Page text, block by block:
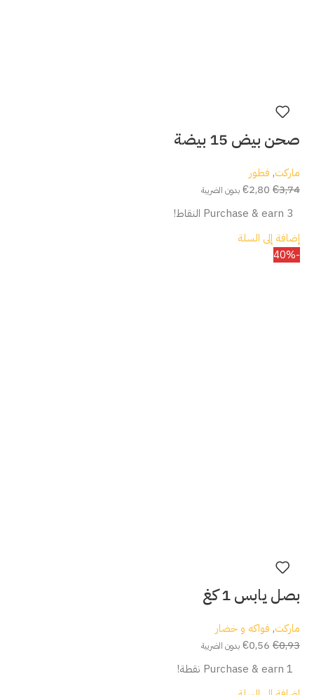
صحن بيض 15 بيضة
ماركت, فطور
€3,74
€2,80 بدون الضريبة
Purchase & earn 3 النقاط!
إضافة إلى السلة
-40%
بصل يابس 1 كغ
ماركت, فواكه و خضار
€0,93
€0,56 بدون الضريبة
Purchase & earn 1 نقطة!